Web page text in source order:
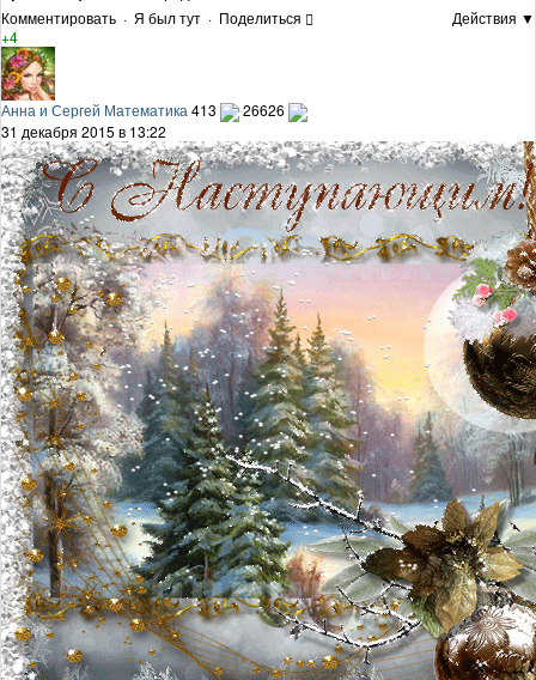
Комментировать · Я был тут · Поделиться
Действия ▼
+4
Анна и Сергей Математика 413
26626
31 декабря 2015 в 13:22